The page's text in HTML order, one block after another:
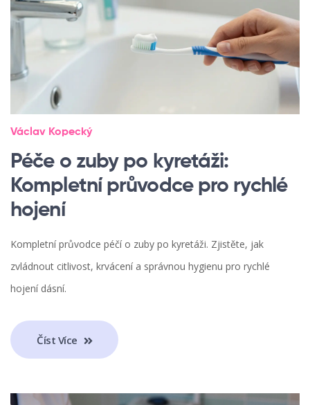
Václav Kopecký
Péče o zuby po kyretáži:
Kompletní průvodce pro rychlé
hojení
Kompletní průvodce péčí o zuby po kyretáži. Zjistěte, jak
zvládnout citlivost, krvácení a správnou hygienu pro rychlé
hojení dásní.
Číst Více